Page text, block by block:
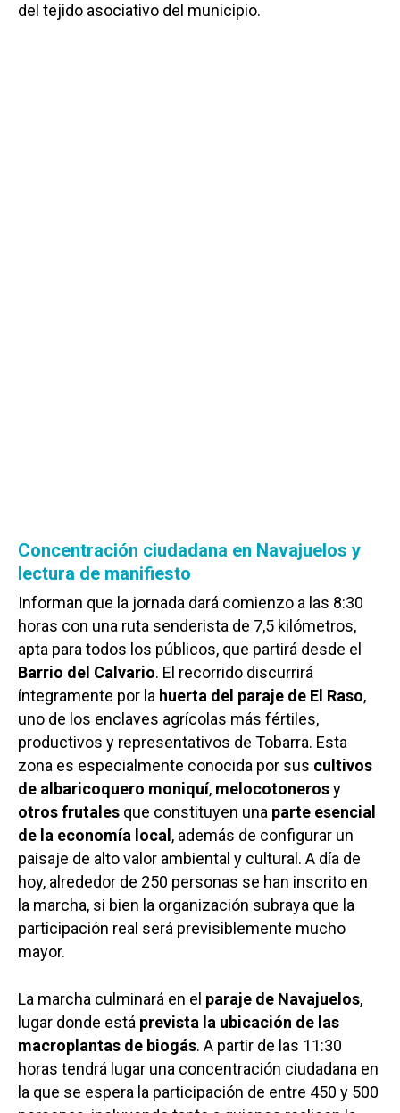
del tejido asociativo del municipio.
Concentración ciudadana en Navajuelos y
lectura de manifiesto
Informan que la jornada dará comienzo a las 8:30
horas con una ruta senderista de 7,5 kilómetros,
apta para todos los públicos, que partirá desde el
Barrio del Calvario. El recorrido discurrirá
íntegramente por la huerta del paraje de El Raso,
uno de los enclaves agrícolas más fértiles,
productivos y representativos de Tobarra. Esta
zona es especialmente conocida por sus cultivos
de albaricoquero moniquí, melocotonerosy
otros frutales que constituyen una parte esencial
de la economía local , además de configurar un
paisaje de alto valor ambiental y cultural. A día de
hoy, alrededor de 250 personas se han inscrito en
la marcha, si bien la organización subraya que la
participación real será previsiblemente mucho
mayor.
La marcha culminará en el paraje de Navajuelos,
lugar donde está prevista la ubicación de las
macroplantas de biogás. A partir de las 11:30
horas tendrá lugar una concentración ciudadana en
la que se espera la participación de entre 450 y 500